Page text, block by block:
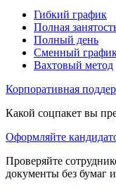
Гибкий график
Полная
Полный день
Сменный
Вахтовый метод
Корпоративная
Какой соцпакет вы
Оформляйте
Проверяйте
документы без бумаг